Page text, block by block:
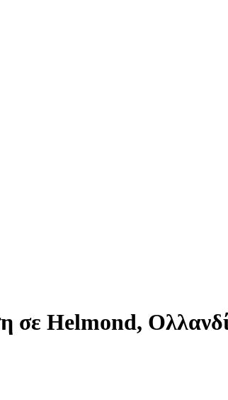
σε Helmond,